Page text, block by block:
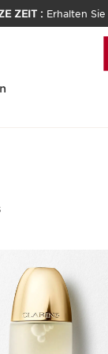
ZEIT : Erhalten Sie